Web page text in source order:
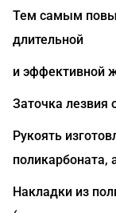
Тем самым
длительной
и эффективной
Заточка лезвия
Рукоять
поликарбоната,
Накладки из